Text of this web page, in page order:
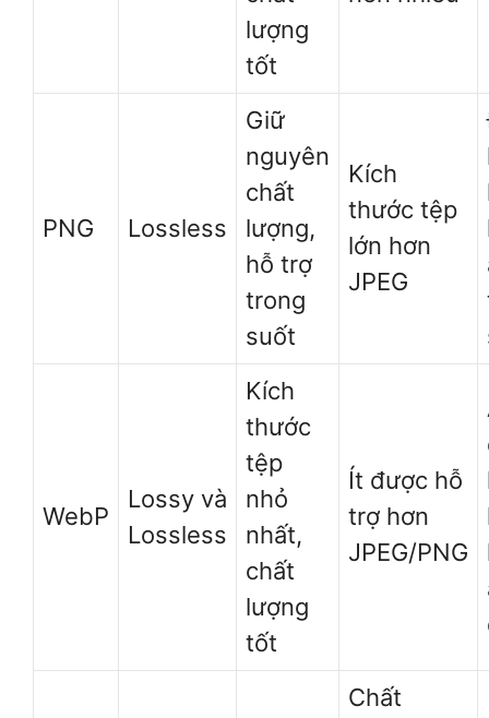
lượng
tốt
PNG Lossless
Giữ
nguyên
chất
lượng,
hỗ trợ
trong
suốt
Kích
thước tệp
lớn hơn
JPEG
WebP
Lossy và
Lossless
Kích
thước
tệp
nhỏ
nhất,
chất
lượng
tốt
Ít được hỗ
trợ hơn
JPEG/PNG
Chất